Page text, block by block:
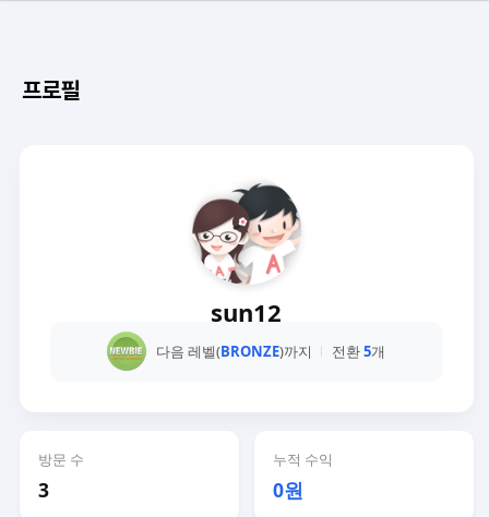
프로필
sun12
다음 레벨(BRONZE)까지 전환5개
방문 수
3
누적 수익
0원